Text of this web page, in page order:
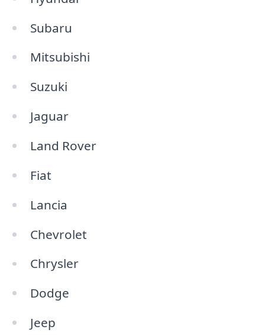
Subaru
Mitsubishi
Suzuki
Jaguar
Land Rover
Fiat
Lancia
Chevrolet
Chrysler
Dodge
Jeep